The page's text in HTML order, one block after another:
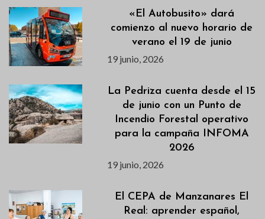
«El Autobusito» dará
comienzo al nuevo horario de
verano el 19 de junio
19 junio, 2026
La Pedriza cuenta desde el 15
de junio con un Punto de
Incendio Forestal operativo
para la campaña INFOMA
2026
19 junio, 2026
El CEPA de Manzanares El
Real: aprender español,